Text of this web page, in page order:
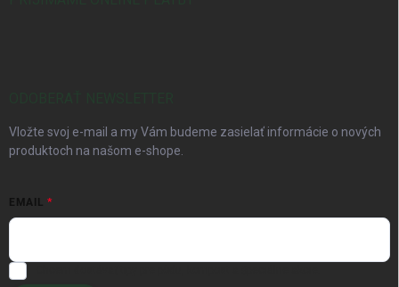
Vložte svoj e-mail a my Vám budeme zasielať informácie o nových
produktoch na našom e-shope.
EMAIL